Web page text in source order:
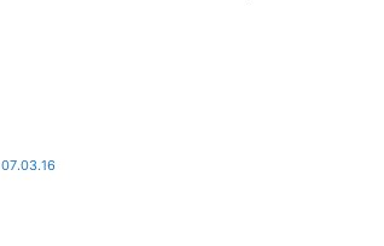
07.03.16 בשעה 23:48